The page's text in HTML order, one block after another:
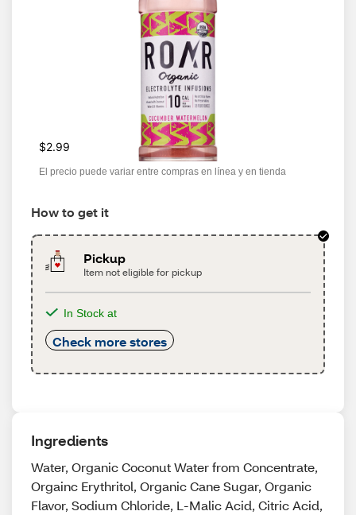
$2.99
El precio puede variar entre compras en línea y en tienda
How to get it
Pickup
Item not eligible for pickup
In Stock at
Check more stores
Ingredients
Water, Organic Coconut Water from Concentrate,
Orgainc Erythritol, Organic Cane Sugar, Organic
Flavor, Sodium Chloride, L-Malic Acid, Citric Acid,